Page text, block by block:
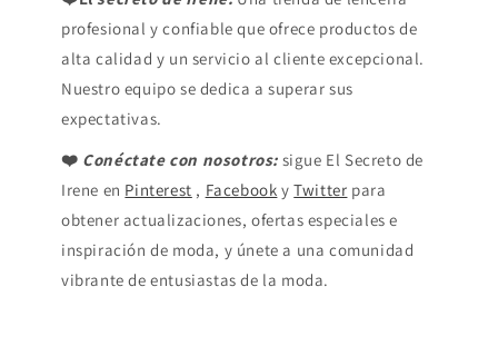
profesional y confiable que ofrece productos de
alta calidad y un servicio al cliente excepcional.
Nuestro equipo se dedica a superar sus
expectativas.
❤️ Conéctate con nosotros: sigue El Secreto de
Irene en Pinterest , Facebook yTwitter para
obtener actualizaciones, ofertas especiales e
inspiración de moda, y únete a una comunidad
vibrante de entusiastas de la moda.